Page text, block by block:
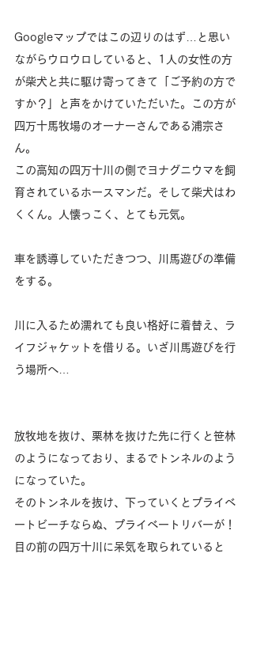
Googleマップではこの辺りのはず…と思い
ながらウロウロしていると、1人の女性の方
が柴犬と共に駆け寄ってきて「ご予約の方で
すか？」と声をかけていただいた。この方が
四万十馬牧場のオーナーさんである浦宗さ
ん。
この高知の四万十川の側でヨナグニウマを飼
育されているホースマンだ。そして柴犬はわ
くくん。人懐っこく、とても元気。
車を誘導していただきつつ、川馬遊びの準備
をする。
川に入るため濡れても良い格好に着替え、ラ
イフジャケットを借りる。いざ川馬遊びを行
う場所へ…
放牧地を抜け、栗林を抜けた先に行くと笹林
のようになっており、まるでトンネルのよう
になっていた。
そのトンネルを抜け、下っていくとプライベ
ートビーチならぬ、プライベートリバーが！
目の前の四万十川に呆気を取られていると